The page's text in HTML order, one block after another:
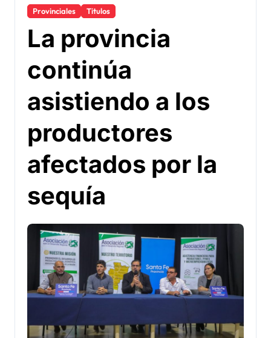
Provinciales Titulos
La provincia
continúa
asistiendo a los
productores
afectados por la
sequía